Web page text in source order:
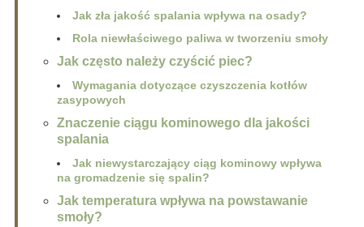
Jak zła jakość spalania wpływa na osady?
Rola niewłaściwego paliwa w tworzeniu smoły
Jak często należy czyścić piec?
Wymagania dotyczące czyszczenia kotłów
zasypowych
Znaczenie ciągu kominowego dla jakości
spalania
Jak niewystarczający ciąg kominowy wpływa
na gromadzenie się spalin?
Jak temperatura wpływa na powstawanie
smoły?